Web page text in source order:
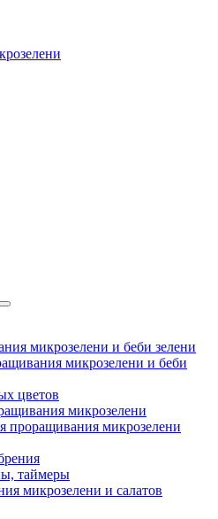
микрозелени и беби зелени
микрозелени и беби
цветов
микрозелени
проращивания микрозелени
таймеры
микрозелени и салатов